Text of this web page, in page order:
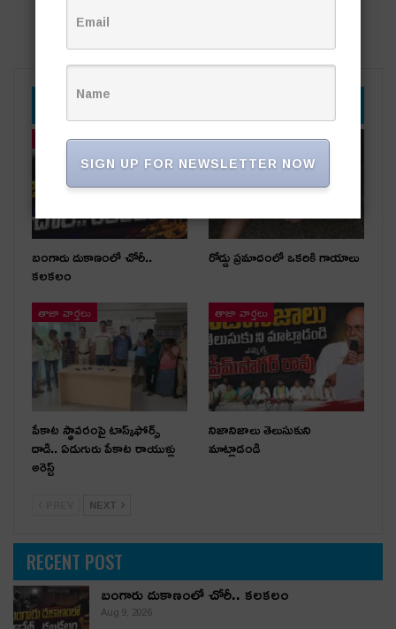
YOU MIGHT ALSO LIKE
తాజా వార్తలు
బంగారు దుకాణంలో చోరీ..
కలకలం
తాజా వార్తలు
రోడ్డు ప్రమాదంలో ఒకరికి గాయాలు
తాజా వార్తలు
పేకాట స్థావరంపై టాస్క్‌ఫోర్స్
దాడి.. ఏడుగురు పేకాట రాయుళ్లు
అరెస్ట్
తాజా వార్తలు
నిజానిజాలు తెలుసుకుని
మాట్లాడండి
NEXT
RECENT POST
బంగారు దుకాణంలో చోరీ.. కలకలం
Aug 9, 2026
SIGN UP FOR NEWSLETTER NOW